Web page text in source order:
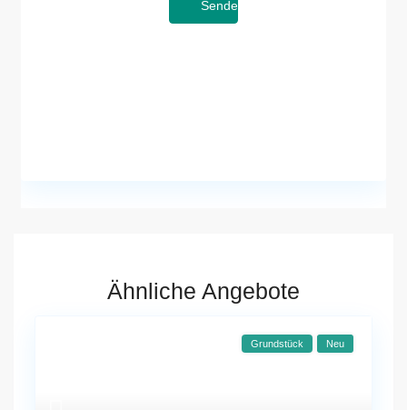
Ähnliche Angebote
Grundstück Neu